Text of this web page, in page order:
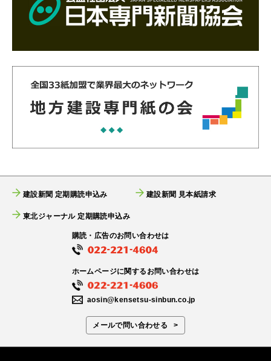
建設新聞 定期購読申込み 建設新聞 見本紙請求
東北ジャーナル 定期購読申込み
購読・広告のお問い合わせは
ホームページに関するお問い合わせは
aosin@kensetsu-sinbun.co.jp
メールで問い合わせる